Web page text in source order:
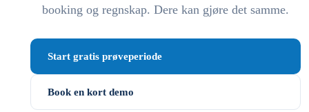
booking og regnskap. Dere kan gjøre det samme.
Start gratis prøveperiode
Book en kort demo